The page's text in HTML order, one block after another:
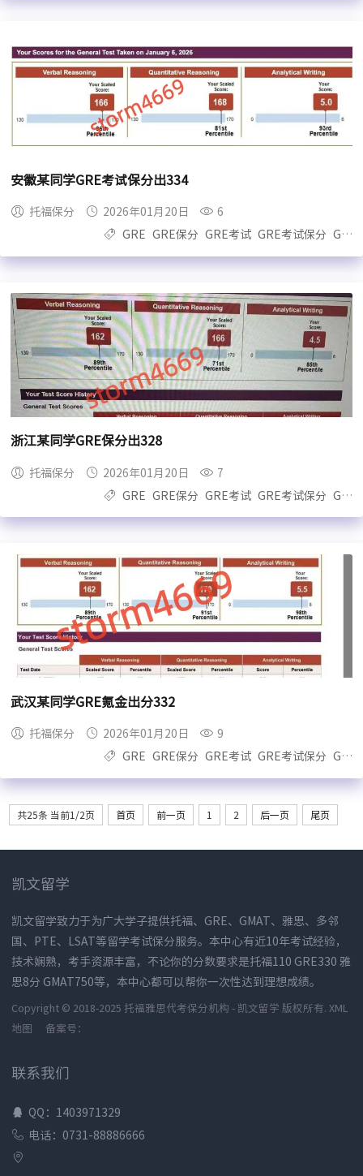
安徽某同学GRE考试保分出334
托福保分 2026年01月20日
6
GRE
GRE保分 GRE考试 GRE考试保分 GRE保过
浙江某同学GRE保分出328
托福保分 2026年01月20日
7
GRE
GRE保分 GRE考试 GRE考试保分 GRE保过
武汉某同学GRE氪金出分332
托福保分 2026年01月20日
9
GRE
GRE保分 GRE考试 GRE考试保分 GRE保过
共25条 当前1/2页 首页 前一页 1 2 后一页 尾页
凯文留学
凯文留学致力于为广大学子提供托福、GRE、GMAT、雅思、多邻
国、PTE、LSAT等留学考试保分服务。本中心有近10年考试经验，
技术娴熟，考手资源丰富，不论你的分数要求是托福110 GRE330 雅
思8分 GMAT750等，本中心都可以帮你一次性达到理想成绩。
Copyright © 2018-2025 托福雅思代考保分机构 - 凯文留学 版权所有. XML
地图
备案号：
联系我们
QQ：1403971329
电话：0731-88886666